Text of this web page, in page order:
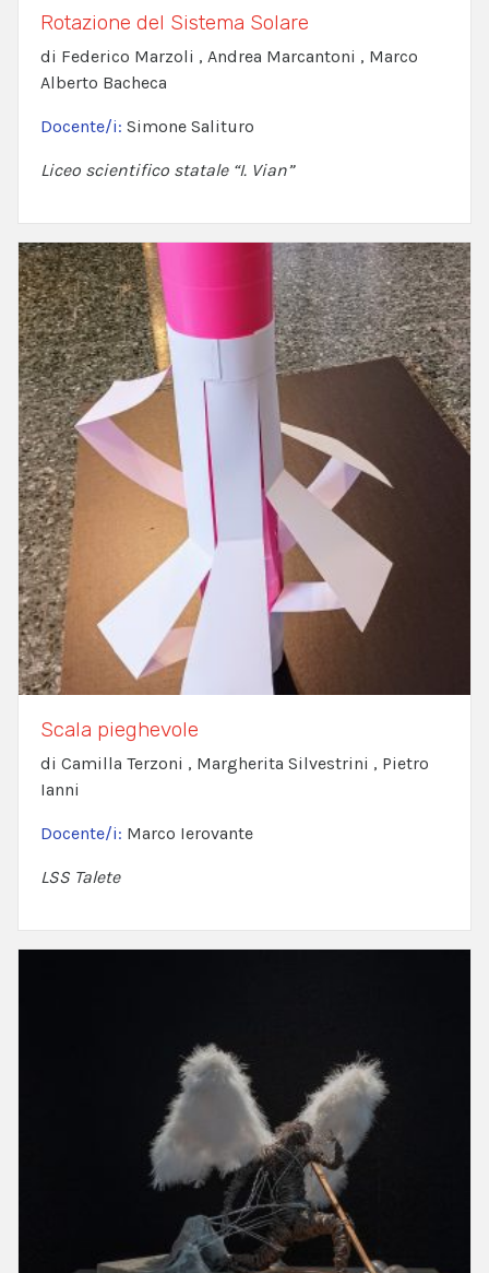
Rotazione del Sistema Solare
di Federico Marzoli , Andrea Marcantoni , Marco
Alberto Bacheca
Docente/i: Simone Salituro
Liceo scientifico statale “I. Vian”
Scala pieghevole
di Camilla Terzoni , Margherita Silvestrini , Pietro
Ianni
Docente/i: Marco Ierovante
LSS Talete